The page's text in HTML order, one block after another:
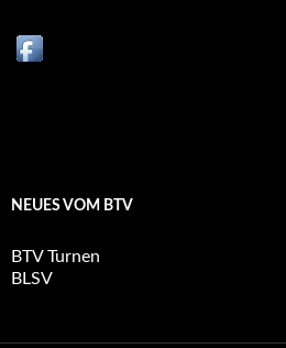
NEUES VOM BTV
BTV Turnen
BLSV